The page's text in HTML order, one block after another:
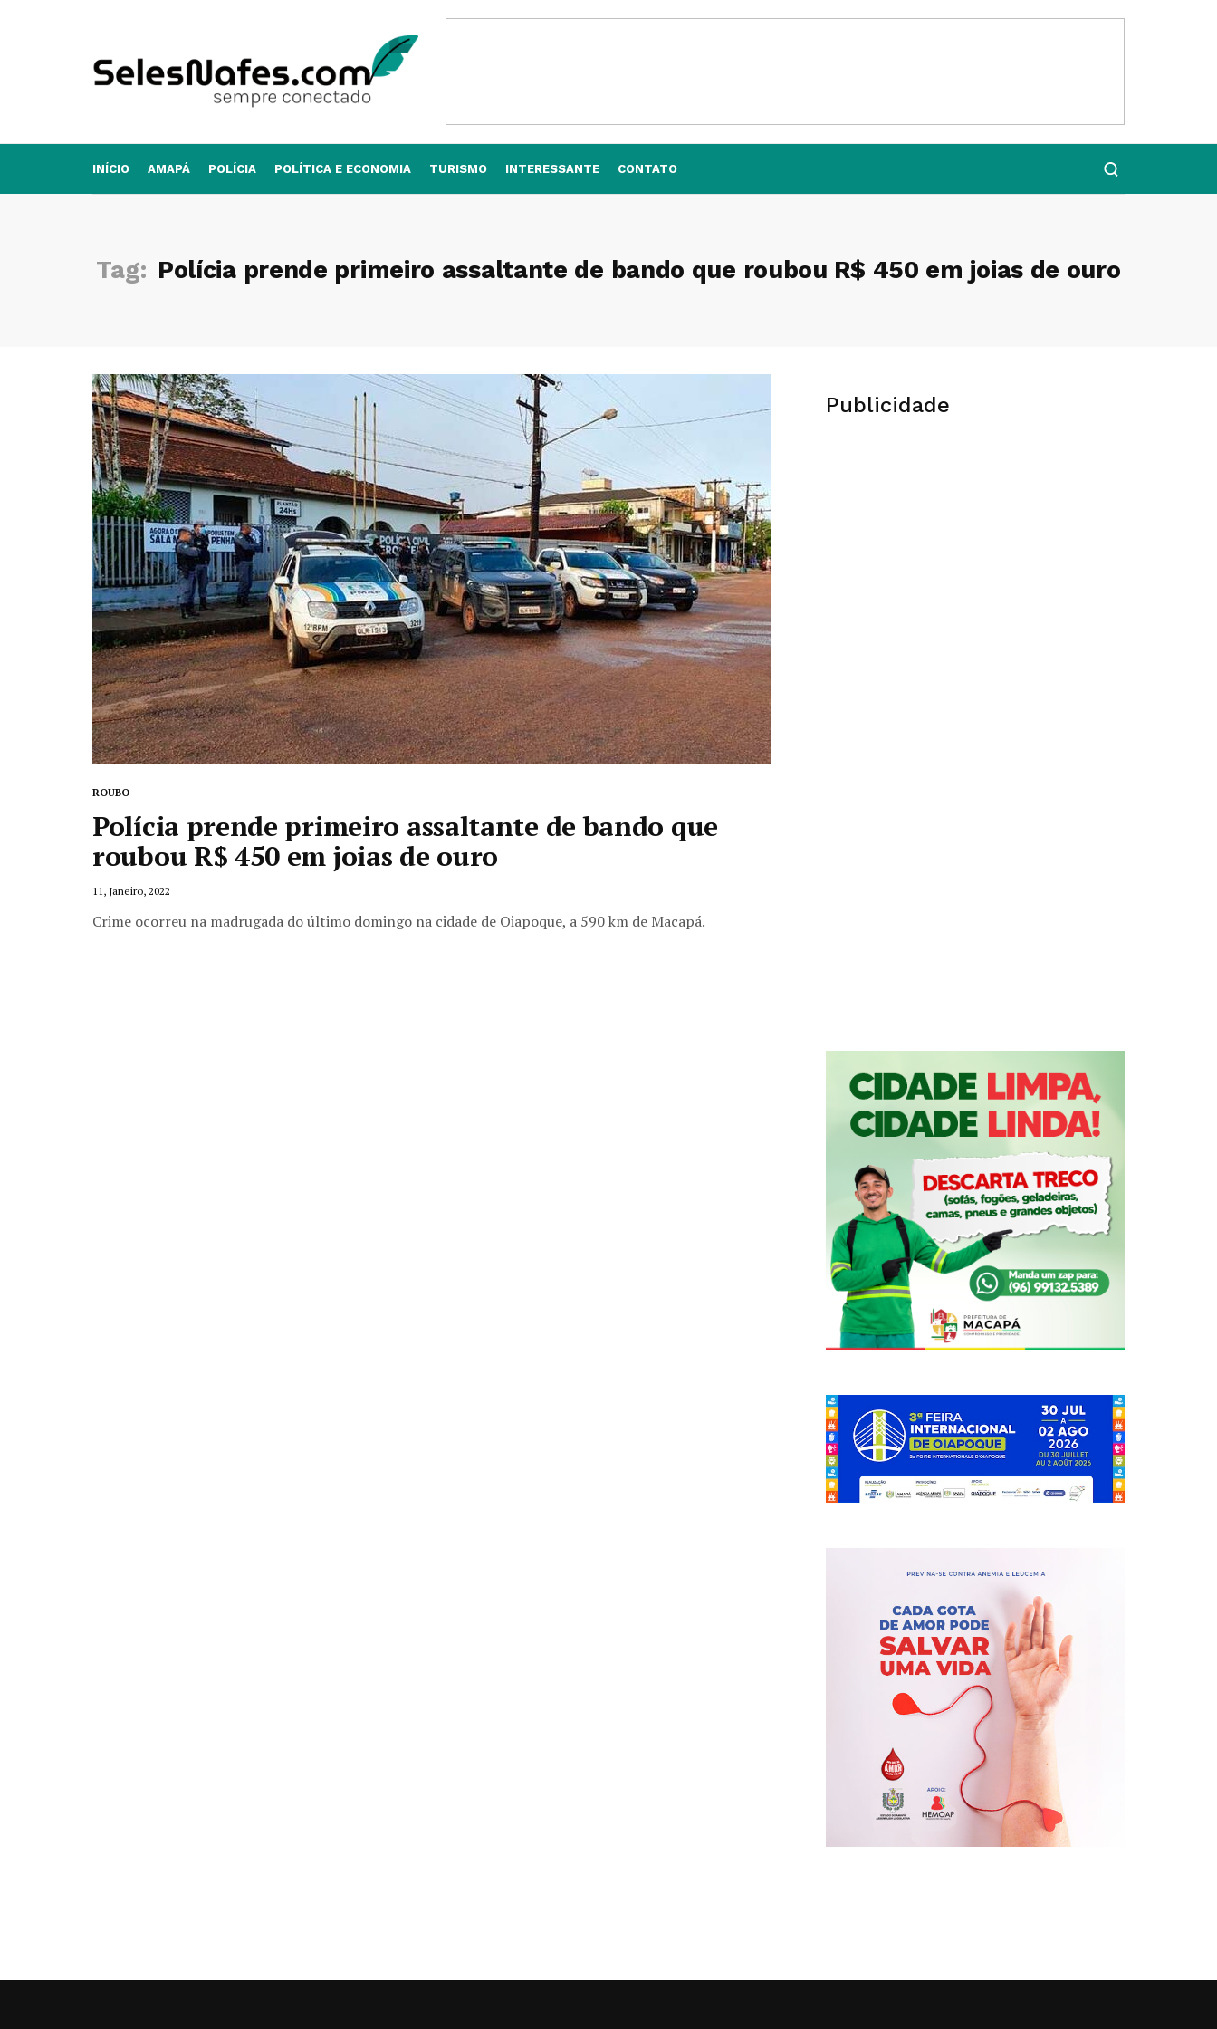
INÍCIO AMAPÁ POLÍCIA POLÍTICA E ECONOMIA TURISMO INTERESSANTE CONTATO
Tag: Polícia prende primeiro assaltante de bando que roubou R$ 450 em joias de ouro
ROUBO
Polícia prende primeiro assaltante de bando que
roubou R$ 450 em joias de ouro
11, Janeiro, 2022
Crime ocorreu na madrugada do último domingo na cidade de Oiapoque, a 590 km de Macapá.
Publicidade